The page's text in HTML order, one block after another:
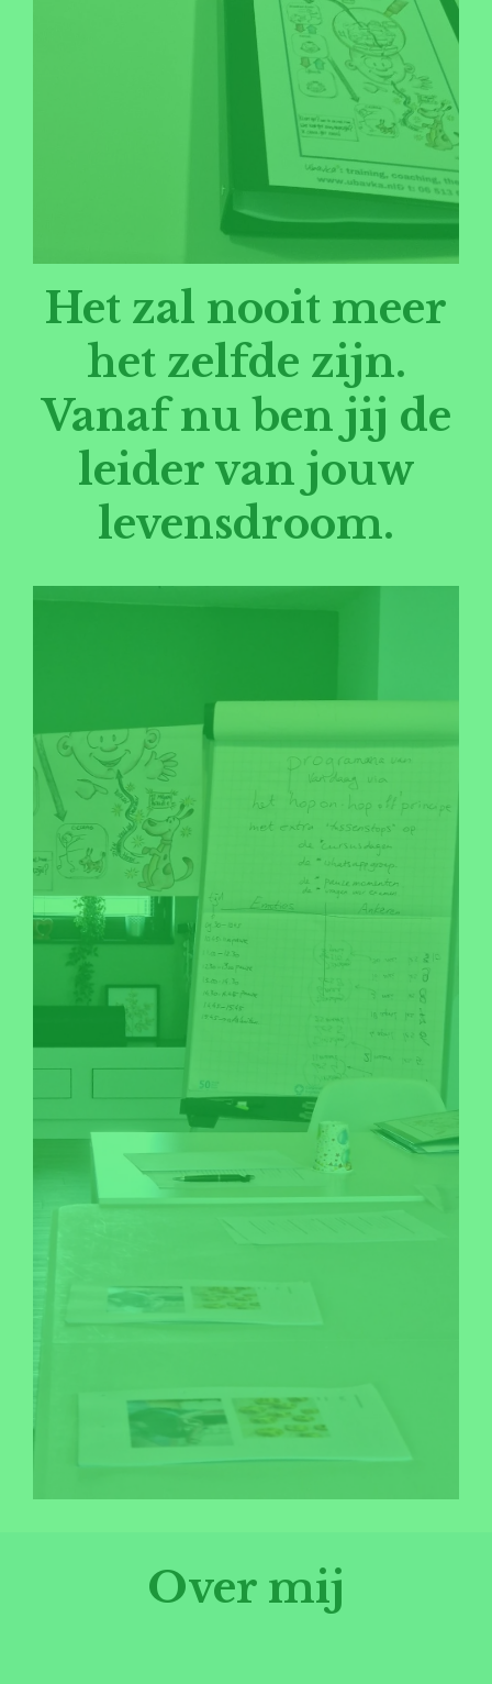
Het zal nooit meer
het zelfde zijn.
Vanaf nu ben jij de
leider van jouw
levensdroom.
Over mij